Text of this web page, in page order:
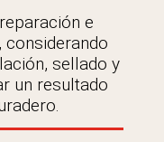
e
considerando
sellado y
un resultado